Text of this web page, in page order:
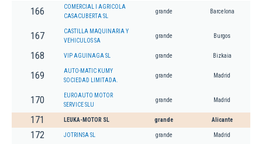
166
COMERCIAL I AGRICOLA
CASACUBERTA SL
grande Barcelona
167
CASTILLA MAQUINARIA Y
VEHICULOS SA
grande Burgos
168 VIP AGUINAGA SL grande Bizkaia
169
AUTO-MATIC KUMY
SOCIEDAD LIMITADA.
grande Madrid
170
EUROAUTO MOTOR
SERVICE SLU
grande Madrid
171 LEUKA-MOTOR SL grande Alicante
172 JOTRINSA SL grande Madrid